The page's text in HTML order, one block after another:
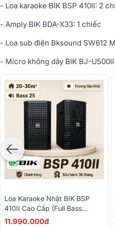
- Loa karaoke BIK BSP 410II: 2
- Amply BIK BDA-X33: 1 chiếc
- Loa sub điện Bksound SW612
- Micro không dây BIK BJ-
Loa Karaoke Nhật BIK BSP
410II Cao Cấp (Full Bass
25cm)
11.990.000đ